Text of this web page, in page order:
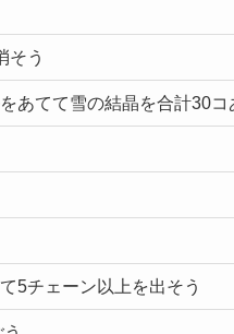
そう
あてて雪の結晶を合計30コ
5チェーン以上を出そう